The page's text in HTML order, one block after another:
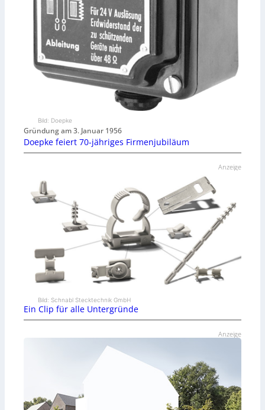
Bild: Doepke
Gründung am 3. Januar 1956
Doepke feiert 70-jähriges Firmenjubiläum
Anzeige
Bild: Schnabl Stecktechnik GmbH
Ein Clip für alle Untergründe
Anzeige